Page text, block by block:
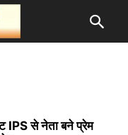
IPS से नेता बने प्रेम